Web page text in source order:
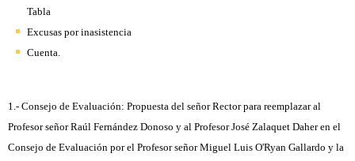
Tabla
Excusas por inasistencia
Cuenta.
1.- Consejo de Evaluación: Propuesta del señor Rector para reemplazar al
Profesor señor Raúl Fernández Donoso y al Profesor José Zalaquet Daher en el
Consejo de Evaluación por el Profesor señor Miguel Luis O'Ryan Gallardo y la